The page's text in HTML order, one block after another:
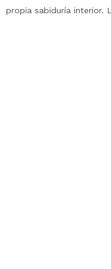
propia sabiduría interior.